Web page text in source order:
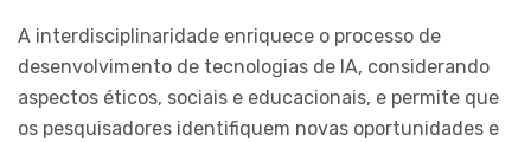
A interdisciplinaridade enriquece o processo de
desenvolvimento de tecnologias de IA, considerando
aspectos éticos, sociais e educacionais, e permite que
os pesquisadores identifiquem novas oportunidades e